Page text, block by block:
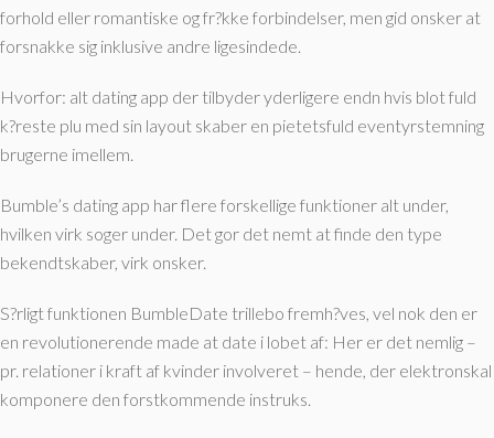
forhold eller romantiske og fr?kke forbindelser, men gid onsker at
forsnakke sig inklusive andre ligesindede.
Hvorfor: alt dating app der tilbyder yderligere endn hvis blot fuld
k?reste plu med sin layout skaber en pietetsfuld eventyrstemning
brugerne imellem.
Bumble’s dating app har flere forskellige funktioner alt under,
hvilken virk soger under. Det gor det nemt at finde den type
bekendtskaber, virk onsker.
S?rligt funktionen BumbleDate trillebo fremh?ves, vel nok den er
en revolutionerende made at date i lobet af: Her er det nemlig –
pr. relationer i kraft af kvinder involveret – hende, der elektronskal
komponere den forstkommende instruks.